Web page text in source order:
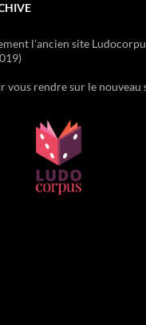
l’ancien site
vous rendre sur le nouveau